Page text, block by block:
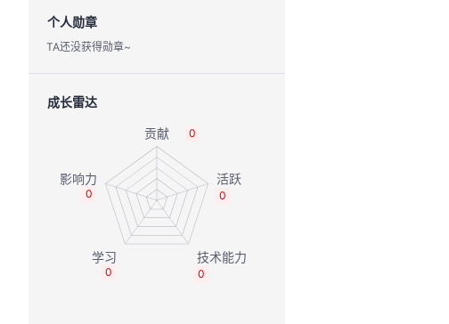
个人勋章
TA还没获得勋章~
成长雷达
0
0
0
0
0